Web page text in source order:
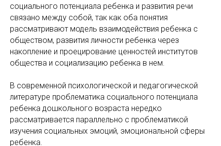
социального потенциала ребенка и развития речи
связано между собой, так как оба понятия
рассматривают модель взаимодействия ребенка с
обществом, развития личности ребенка через
накопление и проецирование ценностей институтов
общества и социализацию ребенка в нем.
В современной психологической и педагогической
литературе проблематика социального потенциала
ребенка дошкольного возраста нередко
рассматривается параллельно с проблематикой
изучения социальных эмоций, эмоциональной сферы
ребенка.